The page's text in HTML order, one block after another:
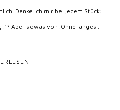
Denke ich mir bei jedem Stück:
Aber sowas von!Ohne langes...